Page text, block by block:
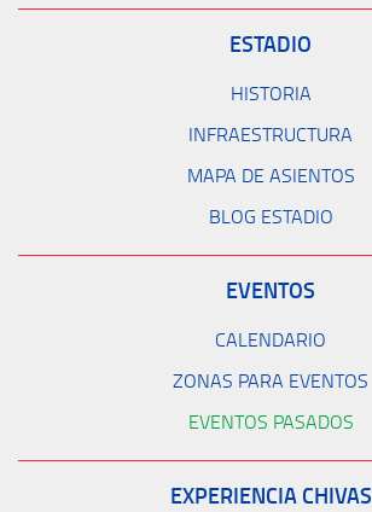
ESTADIO
HISTORIA
INFRAESTRUCTURA
MAPA DE ASIENTOS
BLOG ESTADIO
EVENTOS
CALENDARIO
ZONAS PARA EVENTOS
EVENTOS PASADOS
EXPERIENCIA CHIVAS